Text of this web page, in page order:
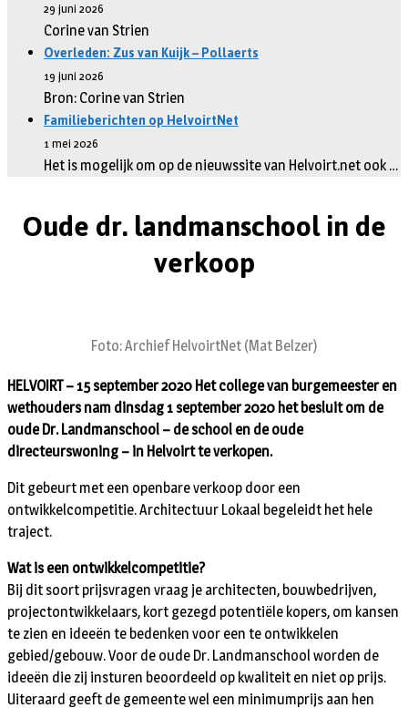
29 juni 2026
Corine van Strien
Overleden: Zus van Kuijk – Pollaerts
19 juni 2026
Bron: Corine van Strien
Familieberichten op HelvoirtNet
1 mei 2026
Het is mogelijk om op de nieuwssite van Helvoirt.net ook …
Oude dr. landmanschool in de
verkoop
Foto: Archief HelvoirtNet (Mat Belzer)
HELVOIRT – 15 september 2020 Het college van burgemeester en
wethouders nam dinsdag 1 september 2020 het besluit om de
oude Dr. Landmanschool – de school en de oude
directeurswoning – in Helvoirt te verkopen.
Dit gebeurt met een openbare verkoop door een
ontwikkelcompetitie. Architectuur Lokaal begeleidt het hele
traject.
Wat is een ontwikkelcompetitie?
Bij dit soort prijsvragen vraag je architecten, bouwbedrijven,
projectontwikkelaars, kort gezegd potentiële kopers, om kansen
te zien en ideeën te bedenken voor een te ontwikkelen
gebied/gebouw. Voor de oude Dr. Landmanschool worden de
ideeën die zij insturen beoordeeld op kwaliteit en niet op prijs.
Uiteraard geeft de gemeente wel een minimumprijs aan hen